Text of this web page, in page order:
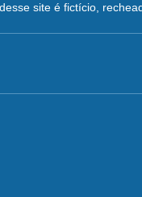
site é fictício,